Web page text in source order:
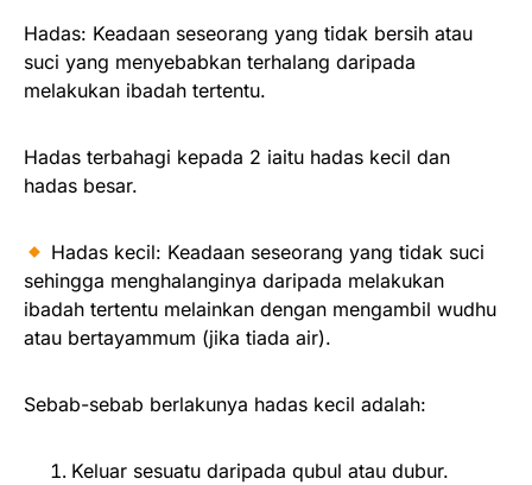
Hadas: Keadaan seseorang yang tidak bersih atau
suci yang menyebabkan terhalang daripada
melakukan ibadah tertentu.
Hadas terbahagi kepada 2 iaitu hadas kecil dan
hadas besar.
Hadas kecil: Keadaan seseorang yang tidak suci
sehingga menghalanginya daripada melakukan
ibadah tertentu melainkan dengan mengambil wudhu
atau bertayammum (jika tiada air).
Sebab-sebab berlakunya hadas kecil adalah:
Keluar sesuatu daripada qubul atau dubur.